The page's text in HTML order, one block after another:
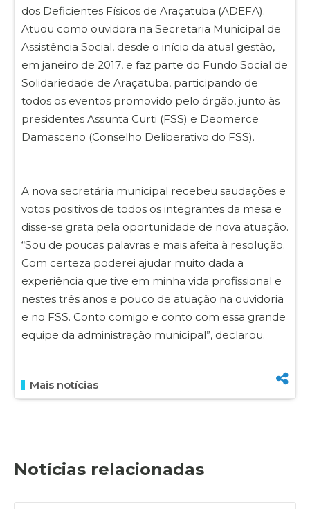
dos Deficientes Físicos de Araçatuba (ADEFA).
Atuou como ouvidora na Secretaria Municipal de
Assistência Social, desde o início da atual gestão,
em janeiro de 2017, e faz parte do Fundo Social de
Solidariedade de Araçatuba, participando de
todos os eventos promovido pelo órgão, junto às
presidentes Assunta Curti (FSS) e Deomerce
Damasceno (Conselho Deliberativo do FSS).
A nova secretária municipal recebeu saudações e
votos positivos de todos os integrantes da mesa e
disse-se grata pela oportunidade de nova atuação.
“Sou de poucas palavras e mais afeita à resolução.
Com certeza poderei ajudar muito dada a
experiência que tive em minha vida profissional e
nestes três anos e pouco de atuação na ouvidoria
e no FSS. Conto comigo e conto com essa grande
equipe da administração municipal”, declarou.
Mais notícias
Notícias relacionadas